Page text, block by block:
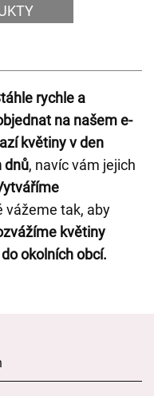
rychle a
na našem e-
květiny v den
dnů, navíc vám jejich
vážeme tak, aby
květiny
okolních obcí.